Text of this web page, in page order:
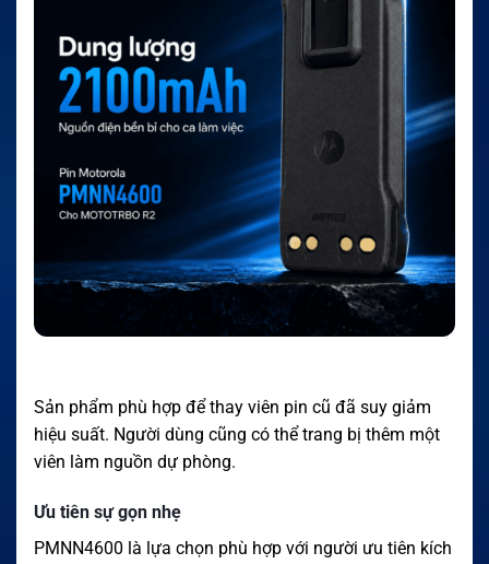
Sản phẩm phù hợp để thay viên pin cũ đã suy giảm
hiệu suất. Người dùng cũng có thể trang bị thêm một
viên làm nguồn dự phòng.
Ưu tiên sự gọn nhẹ
PMNN4600 là lựa chọn phù hợp với người ưu tiên kích